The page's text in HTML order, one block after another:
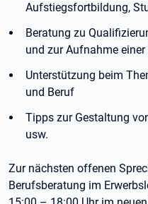
Aufstiegsfortbildung,
Beratung zu
und zur Aufnahme
Unterstützung beim
und Beruf
Tipps zur Gestaltung
usw.
Zur nächsten offenen
Berufsberatung im